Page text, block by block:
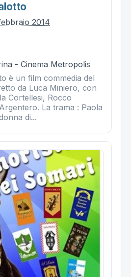
2014
- Cinema Metropolis
è un film commedia del
da Luca Miniero, con
Cortellesi, Rocco
La trama : Paola
di...